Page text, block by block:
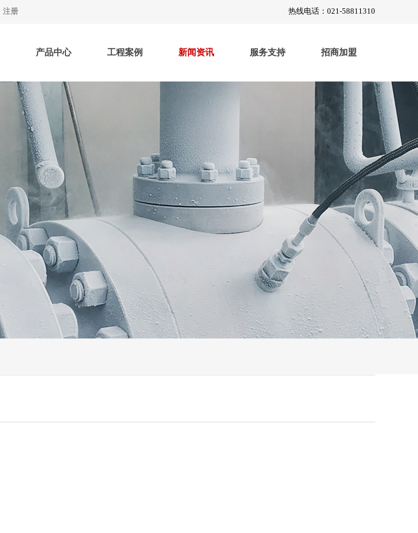
注册 热线电话：021-58811310
产品中心 工程案例 新闻资讯 服务支持 招商加盟